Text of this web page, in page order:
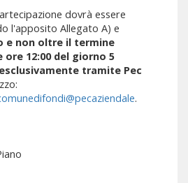
dovrà essere
l'apposito Allegato A) e
e non oltre il termine
12:00 del giorno 5
esclusivamente tramite Pec
.